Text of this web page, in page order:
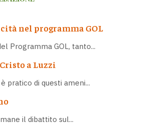
nel programma GOL
Programma GOL, tanto...
a Luzzi
pratico di questi ameni...
il dibattito sul...